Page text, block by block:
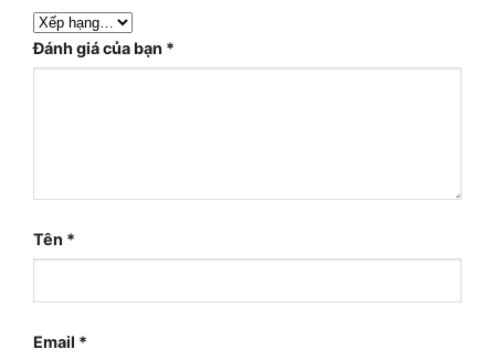
Đánh giá của bạn *
Tên *
Email *